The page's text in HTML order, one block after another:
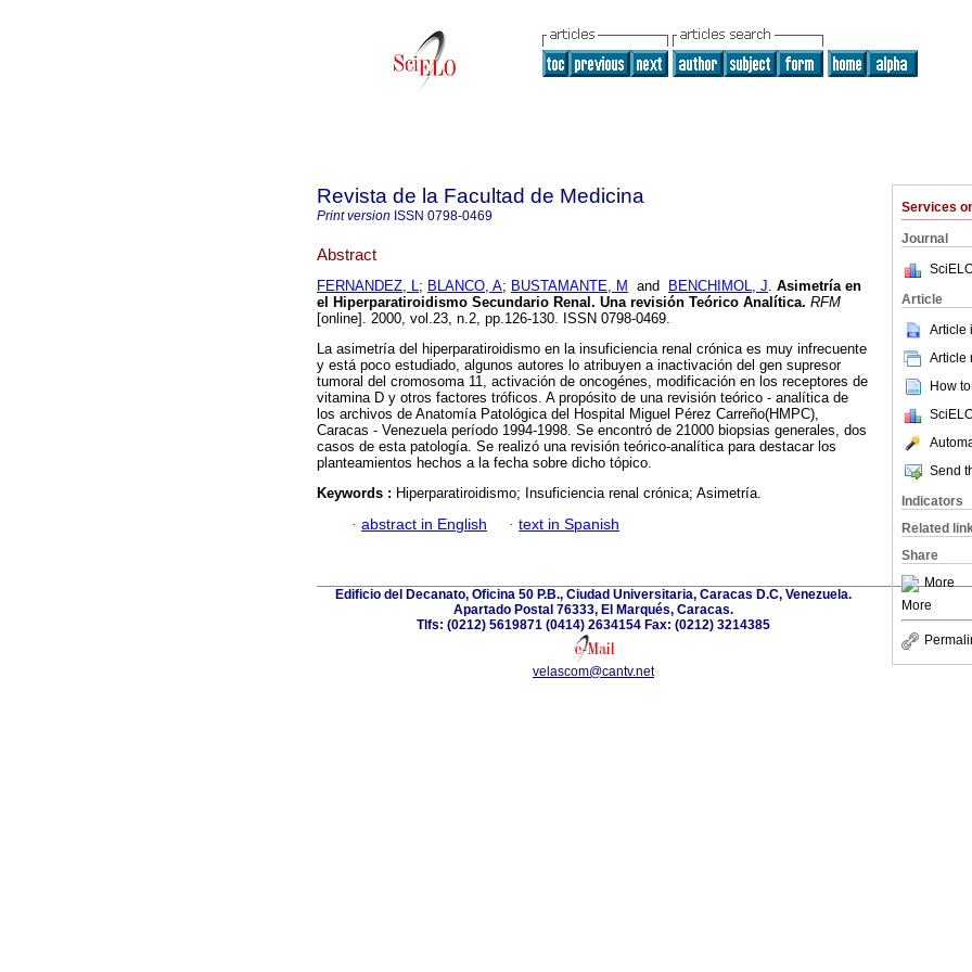
Services
Journal
Article
Article
Article
How
Send
Indicators
Related
Share
More
More
Revista de la Facultad de Medicina
Print version ISSN 0798-0469
Abstract
FERNANDEZ, L; BLANCO, A; BUSTAMANTE, M and BENCHIMOL, J. Asimetría en
el Hiperparatiroidismo Secundario Renal. Una revisión Teórico Analítica. RFM
[online]. 2000, vol.23, n.2, pp.126-130. ISSN 0798-0469.
La asimetría del hiperparatiroidismo en la insuficiencia renal crónica es muy infrecuente
y está poco estudiado, algunos autores lo atribuyen a inactivación del gen supresor
tumoral del cromosoma 11, activación de oncogénes, modificación en los receptores de
vitamina D y otros factores tróficos. A propósito de una revisión teórico - analítica de
los archivos de Anatomía Patológica del Hospital Miguel Pérez Carreño(HMPC),
Caracas - Venezuela período 1994-1998. Se encontró de 21000 biopsias generales, dos
casos de esta patología. Se realizó una revisión teórico-analítica para destacar los
planteamientos hechos a la fecha sobre dicho tópico.
Keywords : Hiperparatiroidismo; Insuficiencia renal crónica; Asimetría.
· abstract in English · text in Spanish
Edificio del Decanato, Oficina 50 P.B., Ciudad Universitaria, Caracas D.C, Venezuela.
Apartado Postal 76333, El Marqués, Caracas.
Tlfs: (0212) 5619871 (0414) 2634154 Fax: (0212) 3214385
velascom@cantv.net